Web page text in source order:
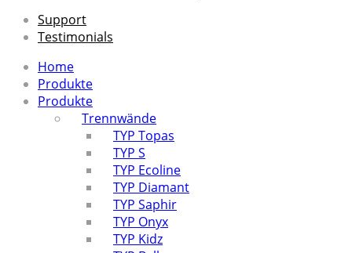
Support
Testimonials
Home
Produkte
Produkte
Trennwände
TYP Topas
TYP S
TYP Ecoline
TYP Diamant
TYP Saphir
TYP Onyx
TYP Kidz